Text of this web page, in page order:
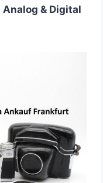
Analog & Digital